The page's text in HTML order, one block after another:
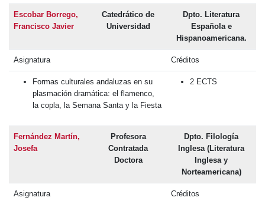
Escobar Borrego,
Francisco Javier
Catedrático de
Universidad
Dpto. Literatura
Española e
Hispanoamericana.
Asignatura Créditos
Formas culturales andaluzas en su
plasmación dramática: el flamenco,
la copla, la Semana Santa y la Fiesta
2 ECTS
Fernández Martín,
Josefa
Profesora
Contratada
Doctora
Dpto. Filología
Inglesa (Literatura
Inglesa y
Norteamericana)
Asignatura Créditos